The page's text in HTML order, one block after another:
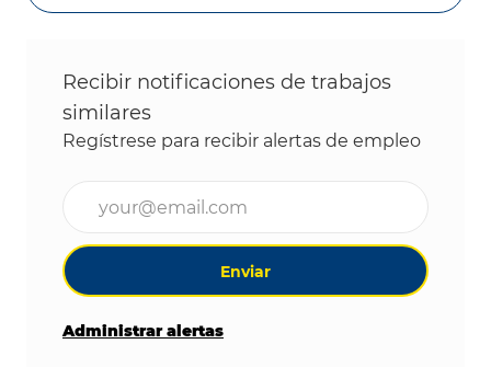
Recibir notificaciones de trabajos
similares
Regístrese para recibir alertas de empleo
Ingrese la dirección de correo electrónico
Enviar
Administrar alertas